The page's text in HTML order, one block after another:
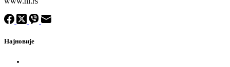
Најновије